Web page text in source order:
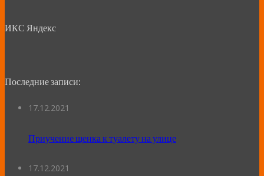
ИКС Яндекс
Последние записи:
17.12.2021
Приучение щенка к туалету на улице
17.12.2021